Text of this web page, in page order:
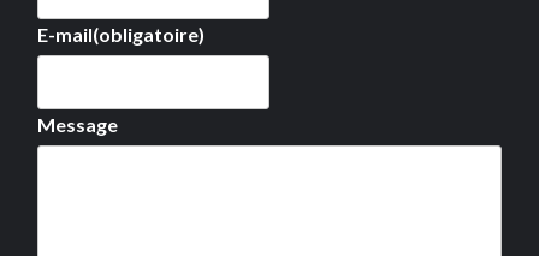
E-mail(obligatoire)
Message